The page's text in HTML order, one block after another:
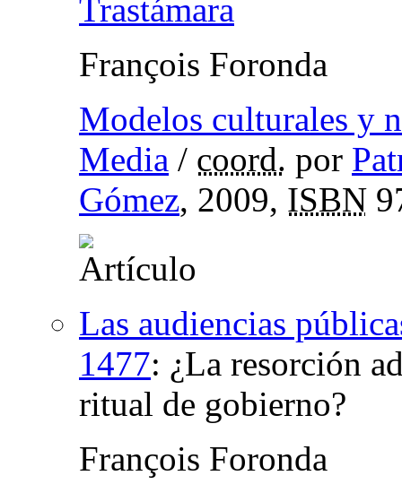
Trastámara
François Foronda
Modelos culturales y
Media / coord. por
Gómez, 2009, ISBN
Las audiencias
1477: ¿La resorción
ritual de gobierno?
François Foronda